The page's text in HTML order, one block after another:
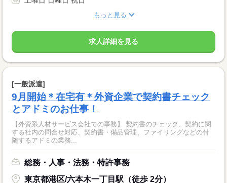
もっと見る
求人詳細を見る
[一般派遣]
9月開始＊在宅有＊外資企業で契約書チェック
とアドミのお仕事！
【外資系人材サービス会社での事務】 契約書のチェック、契約に関
する社内の問合せ対応、契約書・備品管理、ファイリングなどの付
随するアドミの業務...
総務・人事・法務・特許事務
東京都港区/六本木一丁目駅（徒歩 2分）